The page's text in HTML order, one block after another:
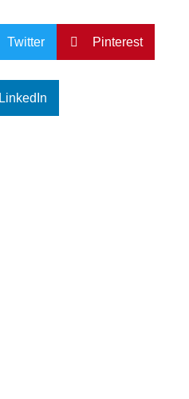
Twitter Pinterest
LinkedIn